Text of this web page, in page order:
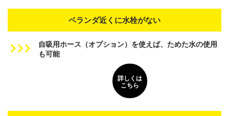
ベランダ近くに水栓がない
自吸用ホース（オプション）を使えば、ためた水の使用
も可能
詳しくは
こちら